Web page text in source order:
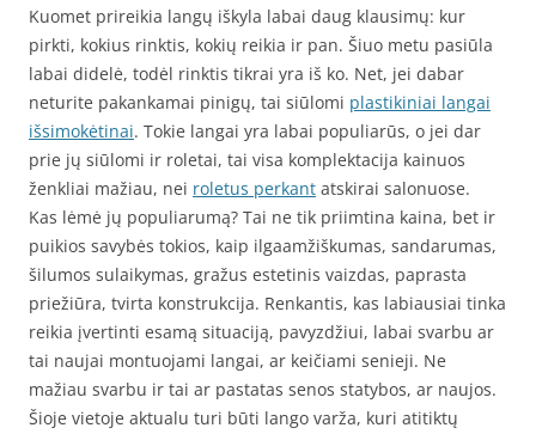
Kuomet prireikia langų iškyla labai daug klausimų: kur
pirkti, kokius rinktis, kokių reikia ir pan. Šiuo metu pasiūla
labai didelė, todėl rinktis tikrai yra iš ko. Net, jei dabar
neturite pakankamai pinigų, tai siūlomi plastikiniai langai
išsimokėtinai. Tokie langai yra labai populiarūs, o jei dar
prie jų siūlomi ir roletai, tai visa komplektacija kainuos
ženkliai mažiau, nei roletus perkant atskirai salonuose.
Kas lėmė jų populiarumą? Tai ne tik priimtina kaina, bet ir
puikios savybės tokios, kaip ilgaamžiškumas, sandarumas,
šilumos sulaikymas, gražus estetinis vaizdas, paprasta
priežiūra, tvirta konstrukcija. Renkantis, kas labiausiai tinka
reikia įvertinti esamą situaciją, pavyzdžiui, labai svarbu ar
tai naujai montuojami langai, ar keičiami senieji. Ne
mažiau svarbu ir tai ar pastatas senos statybos, ar naujos.
Šioje vietoje aktualu turi būti lango varža, kuri atitiktų